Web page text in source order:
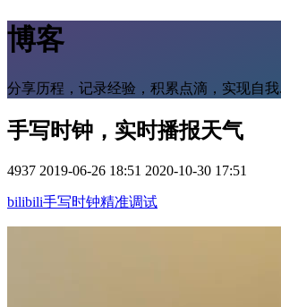
博客
分享历程，记录经验，积累点滴，实现自我
手写时钟，实时播报天气
4937 2019-06-26 18:51 2020-10-30 17:51
bilibili手写时钟精准调试